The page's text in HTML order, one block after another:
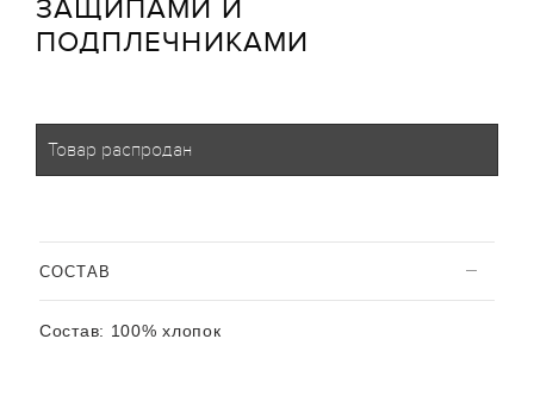
ЗАЩИПАМИ И
ПОДПЛЕЧНИКАМИ
Товар распродан
CОСТАВ
Состав: 100% хлопок